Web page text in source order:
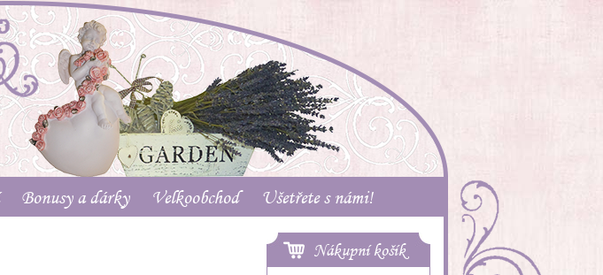
Bonusy a dárky Velkoobchod Ušetřete s námi!
Nákupní košík